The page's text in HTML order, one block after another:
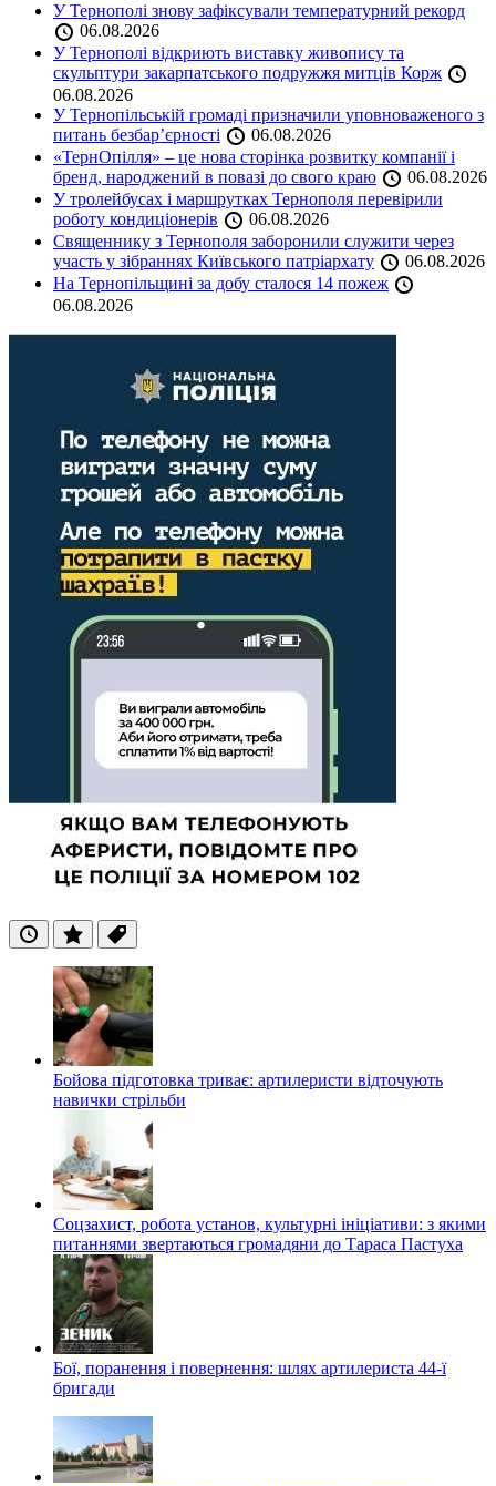
У Тернополі знову зафіксували температурний рекорд
06.08.2026
У Тернополі відкриють виставку живопису та
скульптури закарпатського подружжя митців Корж
06.08.2026
У Тернопільській громаді призначили уповноваженого з
питань безбар’єрності
06.08.2026
«ТернОпілля» – це нова сторінка розвитку компанії і
бренд, народжений в повазі до свого краю
06.08.2026
У тролейбусах і маршрутках Тернополя перевірили
роботу кондиціонерів
06.08.2026
Священнику з Тернополя заборонили служити через
участь у зібраннях Київського патріархату
06.08.2026
На Тернопільщині за добу сталося 14 пожеж
06.08.2026
ОстанніПопулярні
Теги
Бойова підготовка триває: артилеристи відточують
навички стрільби
Соцзахист, робота установ, культурні ініціативи: з якими
питаннями звертаються громадяни до Тараса Пастуха
Бої, поранення і повернення: шлях артилериста 44-ї
бригади